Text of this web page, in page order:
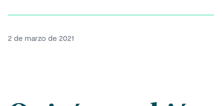
2 de marzo de 2021